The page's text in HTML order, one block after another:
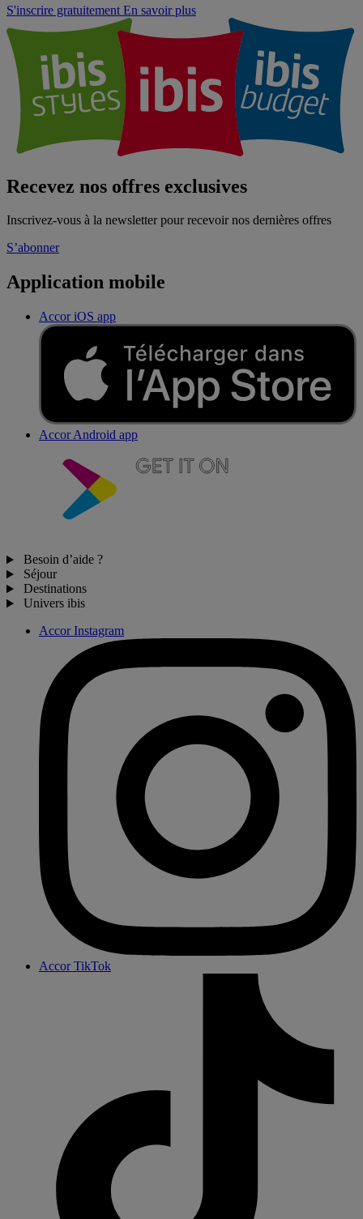
S'inscrire gratuitement En savoir plus
Recevez nos offres exclusives
Inscrivez-vous à la newsletter pour recevoir nos dernières offres
S’abonner
Application mobile
Accor iOS app
Accor Android app
Besoin d’aide ?
Séjour
Destinations
Univers ibis
Accor Instagram
Accor TikTok